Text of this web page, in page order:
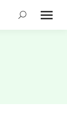
搜
索：